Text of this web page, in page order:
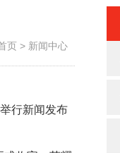
页> 新闻中心
行新闻发布